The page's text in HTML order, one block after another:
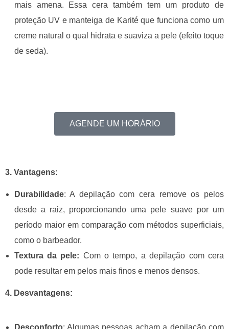
mais amena. Essa cera também tem um produto de
proteção UV e manteiga de Karitéque funciona como um
creme natural o qual hidrata e suaviza a pele (efeito toque
de seda).
AGENDE UM HORÁRIO
3. Vantagens:
Durabilidade: A depilação com cera remove os pelos
desde a raiz, proporcionando uma pele suave por um
período maior em comparação com métodos superficiais,
como o barbeador.
Textura da pele: Com o tempo, a depilação com cera
pode resultar em pelos mais finos e menos densos.
4. Desvantagens:
Desconforto: Algumas pessoas acham a depilação com